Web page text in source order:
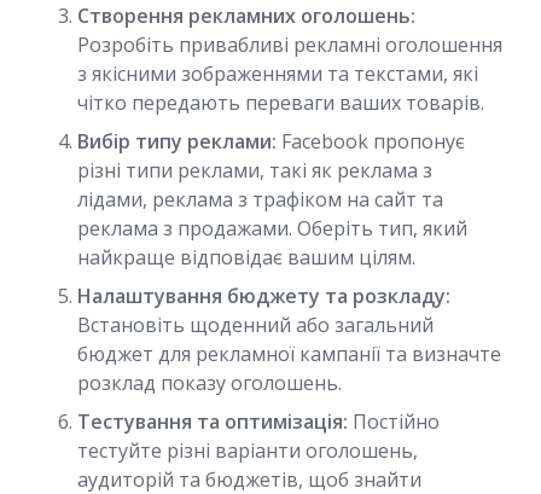
Створення рекламних оголошень:
Розробіть привабливі рекламні оголошення
з якісними зображеннями та текстами, які
чітко передають переваги ваших товарів.
Вибір типу реклами: Facebook пропонує
різні типи реклами, такі як реклама з
лідами, реклама з трафіком на сайт та
реклама з продажами. Оберіть тип, який
найкраще відповідає вашим цілям.
Налаштування бюджету та розкладу:
Встановіть щоденний або загальний
бюджет для рекламної кампанії та визначте
розклад показу оголошень.
Тестування та оптимізація: Постійно
тестуйте різні варіанти оголошень,
аудиторій та бюджетів, щоб знайти